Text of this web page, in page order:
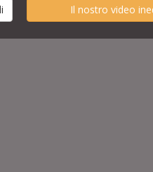
Il nostro video